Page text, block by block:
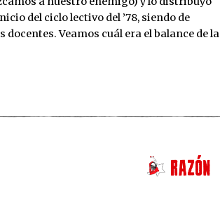
del ciclo lectivo del ’78, siendo de
Veamos cuál era el balance de la